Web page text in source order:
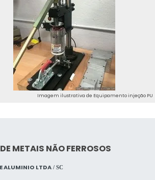
Imagem ilustrativa de Equipamento injeção PU
METAIS NÃO FERROSOS
ALUMINIO LTDA / SC